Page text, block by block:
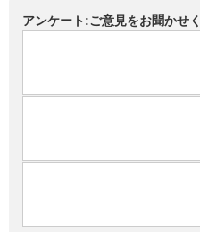
アンケート:ご意見をお聞かせ